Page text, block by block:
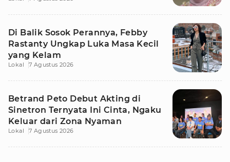
Di Balik Sosok Perannya, Febby
Rastanty Ungkap Luka Masa Kecil
yang Kelam
Lokal 7 Agustus 2026
Betrand Peto Debut Akting di
Sinetron Ternyata Ini Cinta, Ngaku
Keluar dari Zona Nyaman
Lokal 7 Agustus 2026